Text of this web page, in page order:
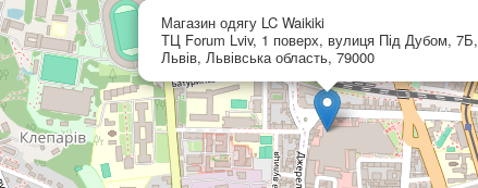
Магазин одягу LC Waikiki
ТЦ Forum Lviv, 1 поверх, вулиця Під Дубом, 7Б,
Львів, Львівська область, 79000